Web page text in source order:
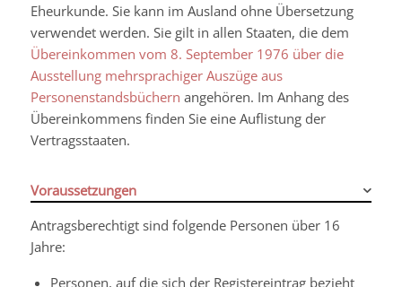
Eheurkunde. Sie kann im Ausland ohne Übersetzung
verwendet werden. Sie gilt in allen Staaten, die dem
Übereinkommen vom 8. September 1976 über die
Ausstellung mehrsprachiger Auszüge aus
Personenstandsbüchern angehören. Im Anhang des
Übereinkommens finden Sie eine Auflistung der
Vertragsstaaten.
Voraussetzungen
Antragsberechtigt sind folgende Personen über 16
Jahre:
Personen, auf die sich der Registereintrag bezieht